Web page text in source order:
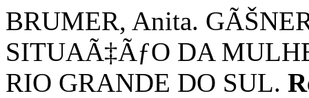
BRUMER, Anita.
SITUAÃ‡ÃƒO DA
RIO GRANDE DO SUL.